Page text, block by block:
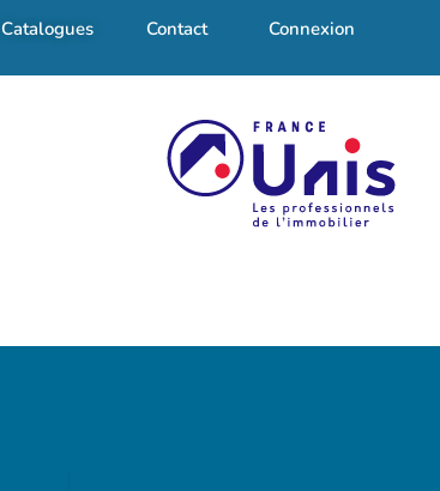
Catalogues Contact Connexion